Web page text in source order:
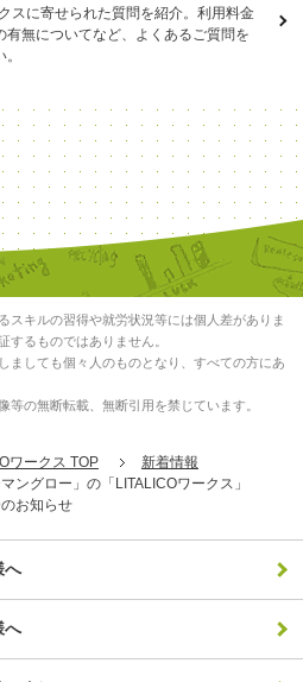
スに寄せられた質問を紹介。利用料金
有無についてなど、よくあるご質問を
キルの習得や就労状況等には個人差がありま
するものではありません。
ましても個々人のものとなり、すべての方にあ
の無断転載、無断引用を禁じています。
ワークス TOP
新着情報
ングロー」の「LITALICOワークス」
お知らせ
へ
へ